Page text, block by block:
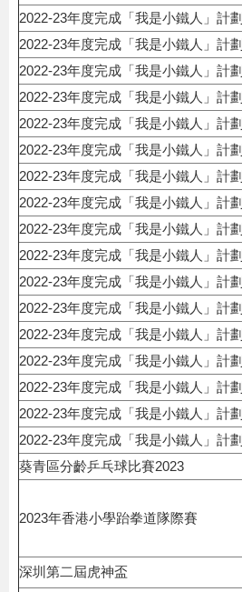
2022-23年度完成「我是小鐵人」計劃
2022-23年度完成「我是小鐵人」計劃
2022-23年度完成「我是小鐵人」計劃
2022-23年度完成「我是小鐵人」計劃
2022-23年度完成「我是小鐵人」計劃
2022-23年度完成「我是小鐵人」計劃
2022-23年度完成「我是小鐵人」計劃
2022-23年度完成「我是小鐵人」計劃
2022-23年度完成「我是小鐵人」計劃
2022-23年度完成「我是小鐵人」計劃
2022-23年度完成「我是小鐵人」計劃
2022-23年度完成「我是小鐵人」計劃
2022-23年度完成「我是小鐵人」計劃
2022-23年度完成「我是小鐵人」計劃
2022-23年度完成「我是小鐵人」計劃
2022-23年度完成「我是小鐵人」計劃
2022-23年度完成「我是小鐵人」計劃
葵青區分齡乒乓球比賽2023
2023年香港小學跆拳道隊際賽
深圳第二屆虎神盃